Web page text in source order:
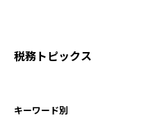
税務トピックス
キーワード別